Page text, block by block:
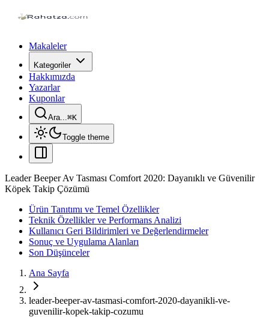
Makaleler
Kategoriler
Hakkımızda
Yazarlar
Kuponlar
Ara...⌘K
Toggle theme
Leader Beeper Av Tasması Comfort 2020: Dayanıklı ve Güvenilir
Köpek Takip Çözümü
Ürün Tanıtımı ve Temel Özellikler
Teknik Özellikler ve Performans Analizi
Kullanıcı Geri Bildirimleri ve Değerlendirmeler
Sonuç ve Uygulama Alanları
Son Düşünceler
Ana Sayfa
leader-beeper-av-tasmasi-comfort-2020-dayanikli-ve-
guvenilir-kopek-takip-cozumu